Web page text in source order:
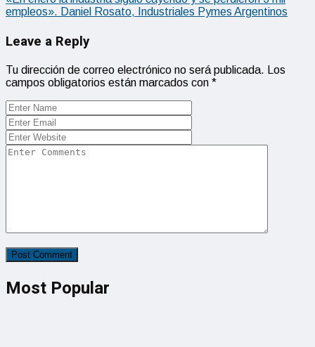
empleos». Daniel Rosato, Industriales Pymes Argentinos
Leave a Reply
Tu dirección de correo electrónico no será publicada.
Los
campos obligatorios están marcados con *
Most Popular